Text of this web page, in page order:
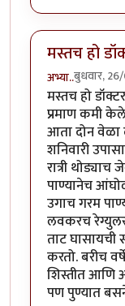
मस्तच हो
अभ्या..बुधवार,
मस्तच हो
प्रमाण कमी
आता दोन वेळा
शनिवारी
रात्री
पाण्यानेच
उगाच गरम
लवकरच
ताट
करतो. बरीच
शिस्तीत आणि
पण पुण्यात